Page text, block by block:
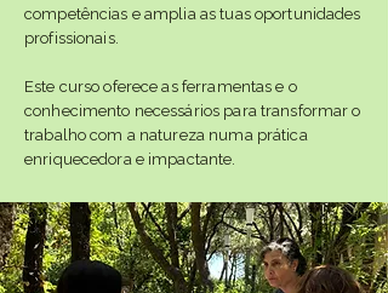
competências e amplia as tuas oportunidades
profissionais.
Este curso oferece as ferramentas e o
conhecimento necessários para transformar o
trabalho com a natureza numa prática
enriquecedora e impactante.